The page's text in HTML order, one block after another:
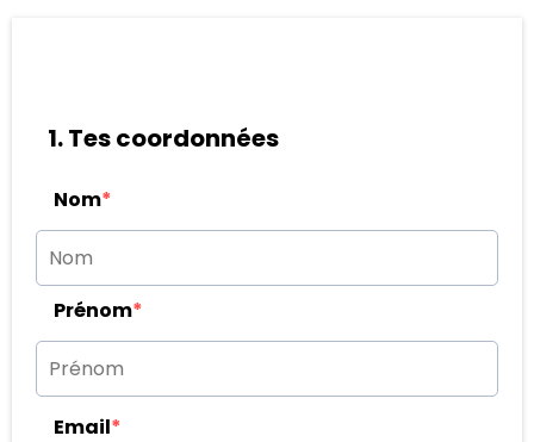
1. Tes coordonnées
Nom*
Prénom*
Email*